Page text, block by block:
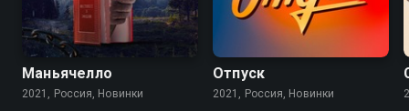
Маньячелло
2021, Россия, Новинки
Отпуск
2021, Россия, Новинки